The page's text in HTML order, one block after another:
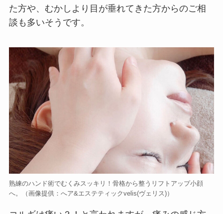
た方や、むかしより目が垂れてきた方からのご相
談も多いそうです。
熟練のハンド術でむくみスッキリ！骨格から整うリフトアップ小顔
へ。（画像提供：へア&エステティックvelis(ヴェリス)）